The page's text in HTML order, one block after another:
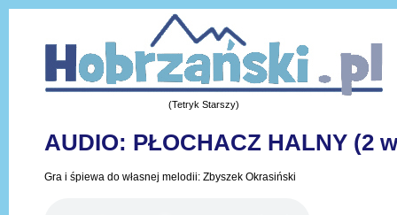
(Tetryk Starszy)
AUDIO: PŁOCHACZ HALNY (2
Gra i śpiewa do własnej melodii: Zbyszek Okrasiński